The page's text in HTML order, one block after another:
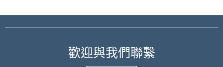
歡迎與我們聯繫